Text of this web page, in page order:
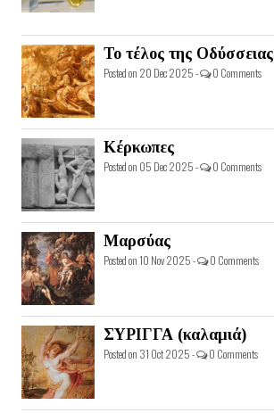
Το τέλος της Οδύσσειας
Posted on 20 Dec 2025 - 0 Comments
Κέρκωπες
Posted on 05 Dec 2025 - 0 Comments
Μαρσύας
Posted on 10 Nov 2025 - 0 Comments
ΣΥΡΙΓΓΑ (καλαμιά)
Posted on 31 Oct 2025 - 0 Comments